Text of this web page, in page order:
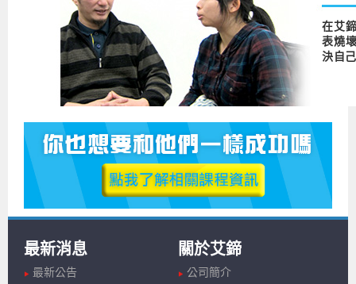
在艾
表燒
決自
最新消息
最新公告
關於艾鍗
公司簡介